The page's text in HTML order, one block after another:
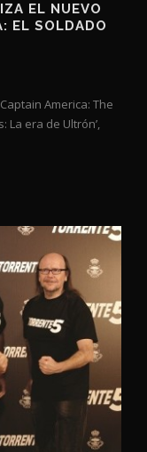
EL NUEVO
EL SOLDADO
America: The
La era de Ultrón’,